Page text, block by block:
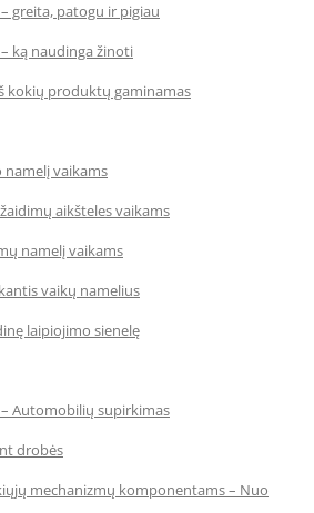
greita, patogu ir pigiau
ką naudinga žinoti
kokių produktų gaminamas
vaikams
aikšteles vaikams
namelį vaikams
vaikų namelius
laipiojimo sienelę
Automobilių supirkimas
drobės
mechanizmų komponentams – Nuo